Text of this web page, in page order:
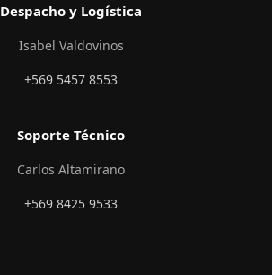
Despacho y Logística
Isabel Valdovinos
+569 5457 8553
Soporte Técnico
Carlos Altamirano
+569 8425 9533